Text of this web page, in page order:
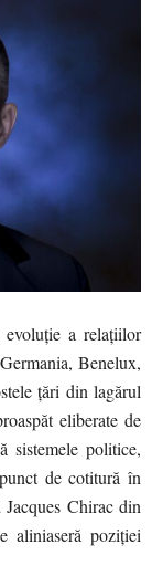
a relațiilor
Benelux,
țări din lagărul
eliberate de
sistemele politice,
de cotitură în
Chirac din
aliniaseră poziției